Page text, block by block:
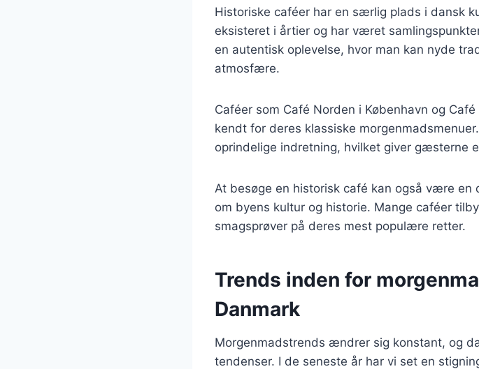
Historiske caféer har en særlig plads i dansk
eksisteret i årtier og har været
en autentisk oplevelse, hvor man kan nyde
atmosfære.
Caféer som Café Norden i København og
kendt for deres klassiske
oprindelige indretning, hvilket giver gæsterne
At besøge en historisk café kan også være
om byens kultur og historie. Mange caféer
smagsprøver på deres mest populære retter.
Trends inden for
Danmark
Morgenmadstrends ændrer sig konstant, og
tendenser. I de seneste år har vi set en